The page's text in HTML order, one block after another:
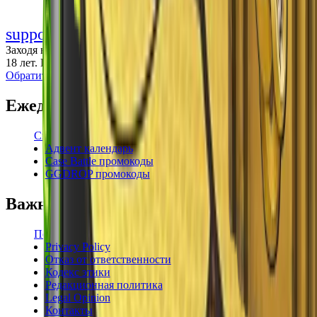
support@cs-wiki.org
Заходя на этот сайт, вы подтверждаете, что вам исполнилось
18 лет. Проблемы с азартными играми?
Обратится за помощью
Ежедневные бонусы
Свежие промокоды
Адвент календарь
Case Battle промокоды
GGDROP промокоды
Важная информация
Пользовательское соглашение
Privacy Policy
Отказ от ответственности
Кодекс этики
Редакционная политика
Legal Opinion
Контакты